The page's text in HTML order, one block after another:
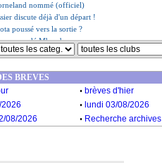
nommé (officiel)
discute déjà d'un départ !
poussé vers la sortie ?
a sondé Mbemba
du défenseur recherché
ciblé par Montpellier
dossier Beye refermé
brèves du jeu. 19 décembre 2024
BREVES
. brèves d'hier
. lundi 03/08/2026
08/2026 . Recherche archives